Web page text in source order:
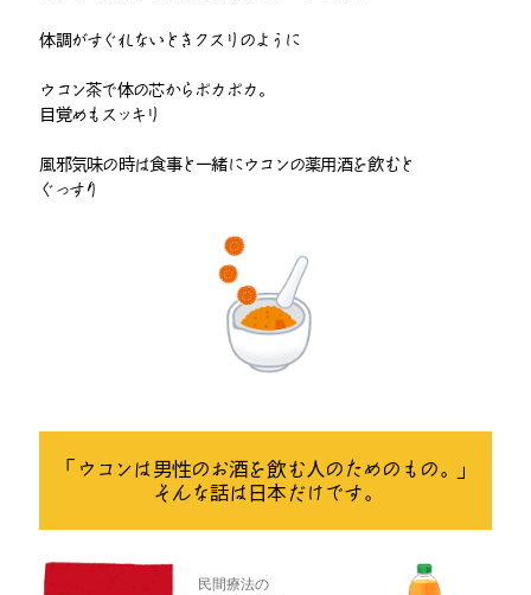
体調がすぐれないときクスリのように
ウコン茶で体の芯からポカポカ。
目覚めもスッキリ
風邪気味の時は食事と一緒にウコンの薬用酒を飲むと
ぐっすり
「ウコンは男性のお酒を飲む人のためのもの。」
そんな話は日本だけです。
民間療法の